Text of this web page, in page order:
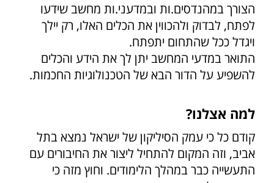
הצורך במהנדסים.ות ובמדעני.ות מחשב שידעו
לפתח, לבדוק ולהכווין את הכלים האלו, רק יילך
ויגדל ככל שהתחום יתפתח.
התואר במדעי המחשב יתן לך את הידע והכלים
להשפיע על הדור הבא של הטכנולוגיות החכמות.
למה אצלנו?
קודם כל כי עמק הסיליקון של ישראל נמצא בתל
אביב, וזה המקום להתחיל ליצור את החיבורים עם
התעשייה כבר במהלך הלימודים. וחוץ מזה כי